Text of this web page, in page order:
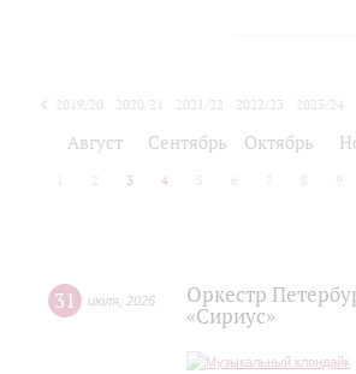
2019/20 2020/21 2021/22 2022/23
2023/24
Август Сентябрь Октябрь
2 3 4 5 6 7 8 9
31 июля 2026
Оркестр
«Сириус»